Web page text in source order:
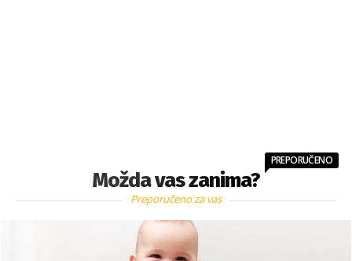
Možda vas zanima?
PREPORUČENO
Preporučeno za vas